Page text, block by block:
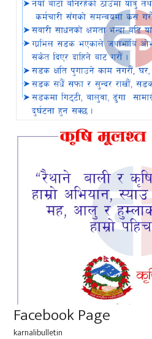
Facebook Page
karnalibulletin